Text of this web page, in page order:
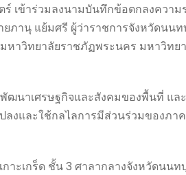
เข้าร่วมลงนามบันทึกข้อตกลงความ
ภานุ แย้มศรี ผู้ว่าราชการจังหวัดนน
าวิทยาลัยราชภัฏพระนคร มหาวิทย
นาเศรษฐกิจและสังคมของพื้นที่ แล
งและใช้กลไลการมีส่วนร่วมของภา
าะเกร็ด ชั้น 3 ศาลากลางจังหวัดนนท